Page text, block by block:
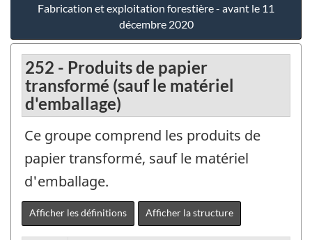
Fabrication et exploitation forestière - avant le 11
décembre 2020
252 - Produits de papier
transformé (sauf le matériel
d'emballage)
Ce groupe comprend les produits de
papier transformé, sauf le matériel
d'emballage.
Afficher les définitions Afficher la structure